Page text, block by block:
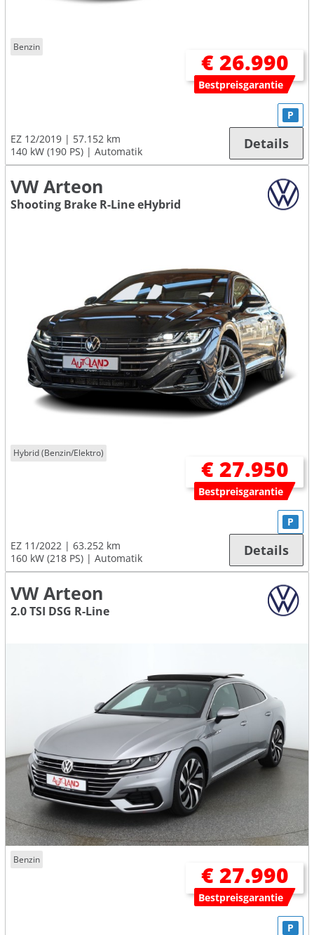
Benzin
€ 26.990
Bestpreisgarantie
EZ 12/2019
57.152 km
140 kW (190 PS)
Automatik
P
Details
VW Arteon
Shooting Brake R-Line eHybrid
Hybrid (Benzin/Elektro)
€ 27.950
Bestpreisgarantie
EZ 11/2022
63.252 km
160 kW (218 PS)
Automatik
P
Details
VW Arteon
2.0 TSI DSG R-Line
Benzin
€ 27.990
Bestpreisgarantie
P